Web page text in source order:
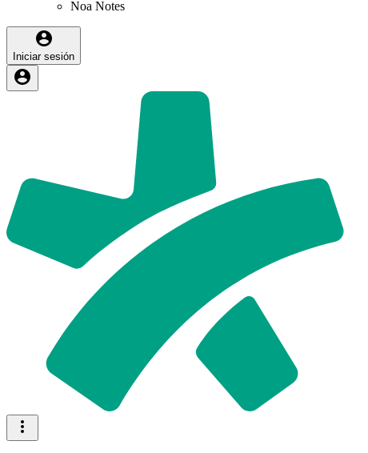
Noa Notes
Iniciar sesión